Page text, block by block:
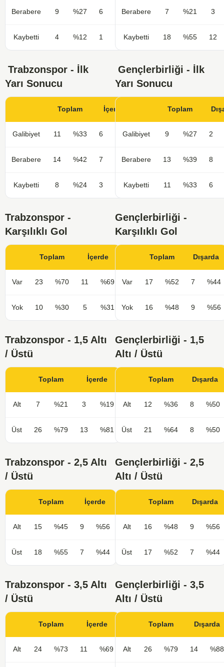
Berabere 9 %27 6 %38
Kaybetti 4 %12 1 %6
Berabere 7 %21 3
Kaybetti 18 %55 12
Trabzonspor - İlk
Yarı Sonucu
Toplam İçerde
Galibiyet 11 %33 6 %38
Berabere 14 %42 7 %44
Kaybetti 8 %24 3 %19
Gençlerbirliği - İlk
Yarı Sonucu
Toplam
Galibiyet 9 %27 2
Berabere 13 %39 8
Kaybetti 11 %33 6
Trabzonspor -
Karşılıklı Gol
Toplam İçerde
Var 23 %70 11 %69
Yok 10 %30 5 %31
Gençlerbirliği -
Karşılıklı Gol
Toplam Dışarda
Var 17 %52 7 %44
Yok 16 %48 9 %56
Trabzonspor - 1,5 Altı
/ Üstü
Toplam İçerde
Alt 7 %21 3 %19
Üst 26 %79 13 %81
Gençlerbirliği - 1,5
Altı / Üstü
Toplam Dışarda
Alt 12 %36 8 %50
Üst 21 %64 8 %50
Trabzonspor - 2,5 Altı
/ Üstü
Toplam İçerde
Alt 15 %45 9 %56
Üst 18 %55 7 %44
Gençlerbirliği - 2,5
Altı / Üstü
Toplam Dışarda
Alt 16 %48 9 %56
Üst 17 %52 7 %44
Trabzonspor - 3,5 Altı
/ Üstü
Toplam İçerde
Alt 24 %73 11 %69
Gençlerbirliği - 3,5
Altı / Üstü
Toplam Dışarda
Alt 26 %79 14 %88